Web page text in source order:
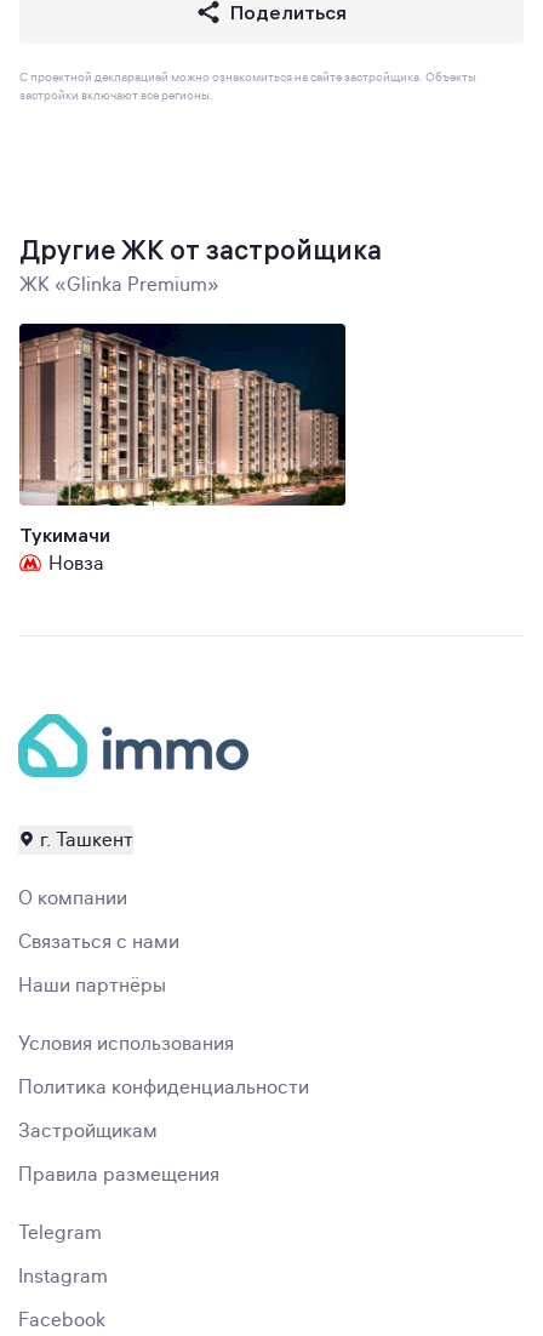
Поделиться
С проектной декларацией можно ознакомиться на сайте застройщика. Объекты
застройки включают все регионы.
Другие ЖК от застройщика
ЖК «Glinka Premium»
Тукимачи
Новза
г. Ташкент
О компании
Связаться с нами
Наши партнёры
Условия использования
Политика конфиденциальности
Застройщикам
Правила размещения
Telegram
Instagram
Facebook